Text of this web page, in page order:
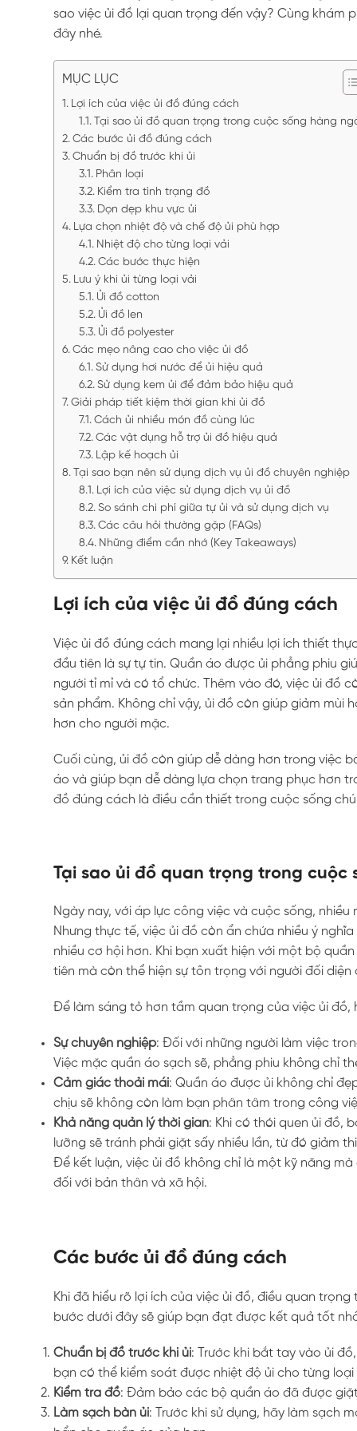
sao việc ủi đồ lại quan trọng đến vậy? Cùng khám
đây nhé.
MỤC LỤC
Lợi ích của việc ủi đồ đúng cách
Tại sao ủi đồ quan trọng trong cuộc sống hàng
Các bước ủi đồ đúng cách
Chuẩn bị đồ trước khi ủi
Phân loại
Kiểm tra tình trạng đồ
Dọn dẹp khu vực ủi
Lựa chọn nhiệt độ và chế độ ủi phù hợp
Nhiệt độ cho từng loại vải
Các bước thực hiện
Lưu ý khi ủi từng loại vải
Ủi đồ cotton
Ủi đồ len
Ủi đồ polyester
Các mẹo nâng cao cho việc ủi đồ
Sử dụng hơi nước để ủi hiệu quả
Sử dụng kem ủi để đảm bảo hiệu quả
Giải pháp tiết kiệm thời gian khi ủi đồ
Cách ủi nhiều món đồ cùng lúc
Các vật dụng hỗ trợ ủi đồ hiệu quả
Lập kế hoạch ủi
Tại sao bạn nên sử dụng dịch vụ ủi đồ chuyên nghiệp
Lợi ích của việc sử dụng dịch vụ ủi đồ
So sánh chi phí giữa tự ủi và sử dụng dịch vụ
Các câu hỏi thường gặp (FAQs)
Những điểm cần nhớ (Key Takeaways)
Kết luận
Lợi ích của việc ủi đồ đúng cách
Việc ủi đồ đúng cách mang lại nhiều lợi ích thiết
đầu tiên là sự tự tin. Quần áo được ủi phẳng phiu
người tỉ mỉ và có tổ chức. Thêm vào đó, việc ủi đồ
sản phẩm. Không chỉ vậy, ủi đồ còn giúp giảm mùi
hơn cho người mặc.
Cuối cùng, ủi đồ còn giúp dễ dàng hơn trong việc
áo và giúp bạn dễ dàng lựa chọn trang phục hơn
đồ đúng cách là điều cần thiết trong cuộc sống
Tại sao ủi đồ quan trọng trong cuộc
Ngày nay, với áp lực công việc và cuộc sống,
Nhưng thực tế, việc ủi đồ còn ẩn chứa nhiều ý
nhiều cơ hội hơn. Khi bạn xuất hiện với một bộ
tiên mà còn thể hiện sự tôn trọng với người đối diện
Để làm sáng tỏ hơn tầm quan trọng của việc ủi đồ,
Sự chuyên nghiệp: Đối với những người làm việc
Việc mặc quần áo sạch sẽ, phẳng phiu không chỉ
Cảm giác thoải mái: Quần áo được ủi không chỉ
chịu sẽ không còn làm bạn phân tâm trong công
Khả năng quản lý thời gian: Khi có thói quen ủi đồ,
lưỡng sẽ tránh phải giặt sấy nhiều lần, từ đó giảm
Để kết luận, việc ủi đồ không chỉ là một kỹ năng
đối với bản thân và xã hội.
Các bước ủi đồ đúng cách
Khi đã hiểu rõ lợi ích của việc ủi đồ, điều quan
bước dưới đây sẽ giúp bạn đạt được kết quả tốt
Chuẩn bị đồ trước khi ủi: Trước khi bắt tay vào ủi
bạn có thể kiểm soát được nhiệt độ ủi cho từng loại
Kiểm tra đồ: Đảm bảo các bộ quần áo đã được
Làm sạch bàn ủi: Trước khi sử dụng, hãy làm sạch